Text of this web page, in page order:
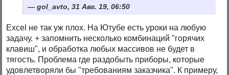
gol_avto, 31 Авг. 19, 06:50
Excel не так уж плох. На Ютубе есть уроки на любую
задачу. + запомнить несколько комбинаций "горячих
клавиш", и обработка любых массивов не будет в
тягость. Проблема где раздобыть приборы, которые
удовлетворяли бы "требованиям заказчика". К примеру,